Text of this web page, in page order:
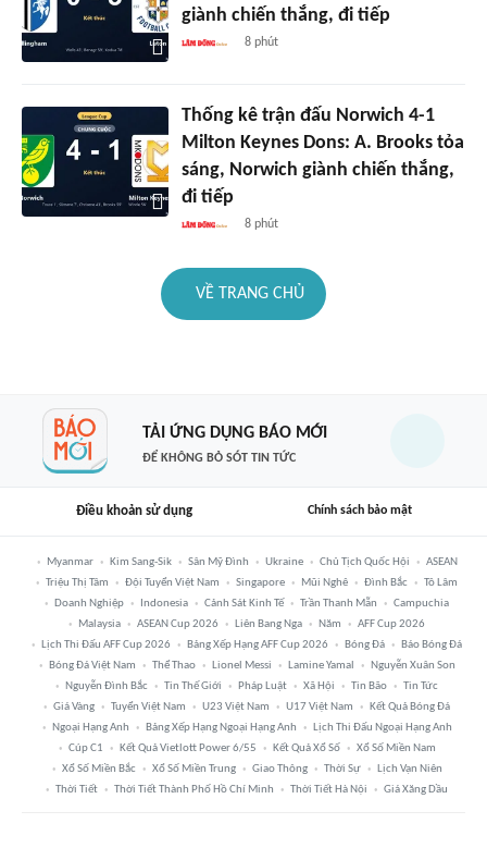
giành chiến thắng, đi tiếp
8 phút
Thống kê trận đấu Norwich 4-1
Milton Keynes Dons: A. Brooks tỏa
sáng, Norwich giành chiến thắng,
đi tiếp
8 phút
VỀ TRANG CHỦ
TẢI ỨNG DỤNG BÁO MỚI
ĐỂ KHÔNG BỎ SÓT TIN TỨC
Điều khoản sử dụng Chính sách bảo mật
Myanmar Kim Sang-Sik Sân Mỹ Đình Ukraine Chủ Tịch Quốc Hội
ASEAN
Triệu Thị Tâm
Đội Tuyển Việt Nam Singapore Mũi Nghê Đình Bắc
Tô Lâm
Doanh Nghiệp
Indonesia Cảnh Sát Kinh Tế Trần Thanh Mẫn
Campuchia
Malaysia
ASEAN Cup 2026 Liên Bang Nga Năm
AFF Cup 2026
Lịch Thi Đấu AFF Cup 2026
Bảng Xếp Hạng AFF Cup 2026 Bóng Đá
Báo Bóng Đá
Bóng Đá Việt Nam
Thể Thao Lionel Messi Lamine Yamal
Nguyễn Xuân Son
Nguyễn Đình Bắc
Tin Thế Giới Pháp Luật Xã Hội Tin Bão
Tin Tức
Giá Vàng
Tuyển Việt Nam U23 Việt Nam U17 Việt Nam
Kết Quả Bóng Đá
Ngoại Hạng Anh
Bảng Xếp Hạng Ngoại Hạng Anh
Lịch Thi Đấu Ngoại Hạng Anh
Cúp C1
Kết Quả Vietlott Power 6/55 Kết Quả Xổ Số
Xổ Số Miền Nam
Xổ Số Miền Bắc
Xổ Số Miền Trung Giao Thông Thời Sự
Lịch Vạn Niên
Thời Tiết
Thời Tiết Thành Phố Hồ Chí Minh Thời Tiết Hà Nội Giá Xăng Dầu